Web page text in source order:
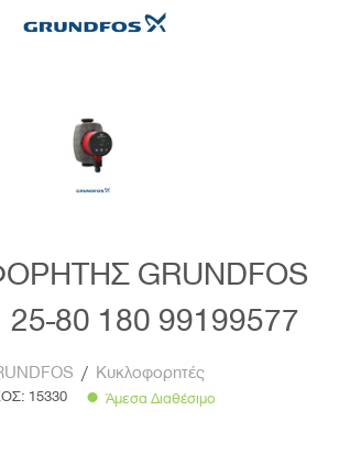
GRUNDFOS
25-80 180 99199577
/ Κυκλοφορητές
15330 Άμεσα Διαθέσιμο